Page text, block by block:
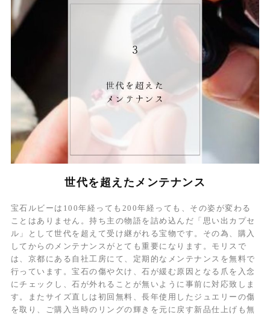
世代を超えたメンテナンス
宝石ルビーは100年経っても200年経っても、その姿が変わる
ことはありません。持ち主の物語を詰め込んだ「思い出カプセ
ル」として世代を超えて受け継がれる宝物です。その為、購入
してからのメンテナンスがとても重要になります。モリスで
は、京都にある自社工房にて、定期的なメンテナンスを無料で
行っています。宝石の傷や欠け、石が緩む原因となる爪を入念
にチェックし、石が外れることが無いように事前に対応致しま
す。またサイズ直しは初回無料、長年使用したジュエリーの傷
を取り、ご購入当時のリングの輝きを元に戻す新品仕上げも無